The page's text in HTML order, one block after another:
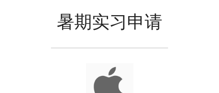
暑期实习申请